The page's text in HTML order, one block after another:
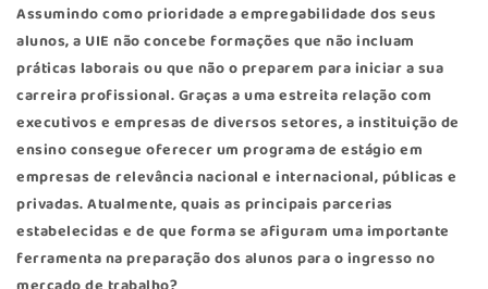
Assumindo como prioridade a empregabilidade dos seus
alunos, a UIE não concebe formações que não incluam
práticas laborais ou que não o preparem para iniciar a sua
carreira profissional. Graças a uma estreita relação com
executivos e empresas de diversos setores, a instituição de
ensino consegue oferecer um programa de estágio em
empresas de relevância nacional e internacional, públicas e
privadas. Atualmente, quais as principais parcerias
estabelecidas e de que forma se afiguram uma importante
ferramenta na preparação dos alunos para o ingresso no